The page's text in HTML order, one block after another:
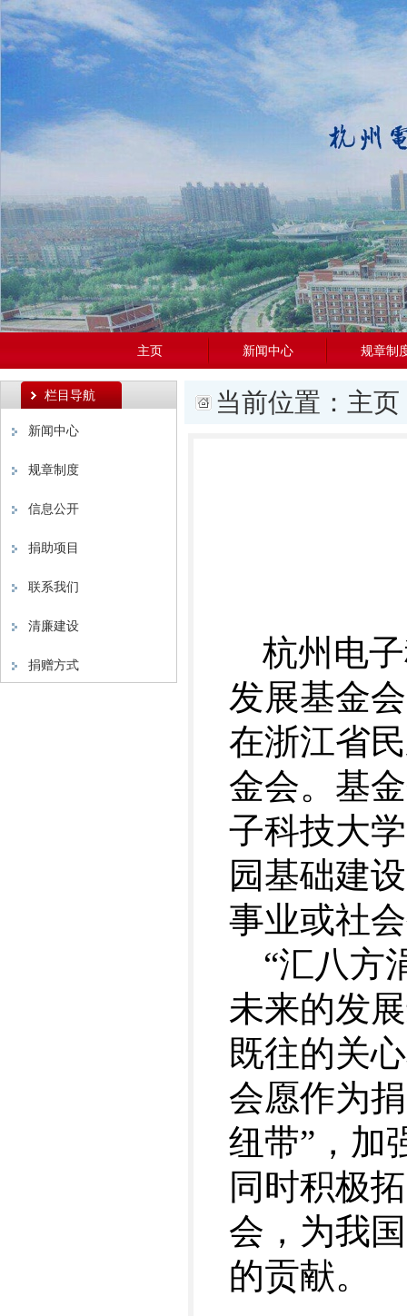
主页 新闻中心 规章制
栏目导航
新闻中心
规章制度
信息公开
捐助项目
联系我们
清廉建设
捐赠方式
当前位置： 主页
杭州电
发展基金
在浙江省
金会。基
子科技大
园基础建
事业或社
“汇八方
未来的发
既往的关
会愿作为
纽带”，加
同时积极
会，为我
的贡献。